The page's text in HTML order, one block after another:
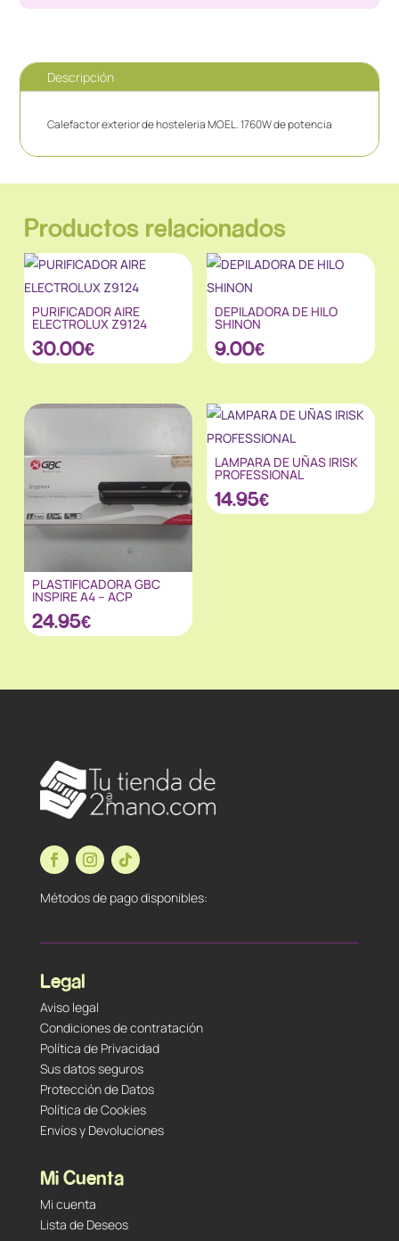
Descripción
Calefactor exterior de hosteleria MOEL. 1760W de potencia
Productos relacionados
PURIFICADOR AIRE
ELECTROLUX Z9124
30.00€
DEPILADORA DE HILO
SHINON
9.00€
PLASTIFICADORA GBC
INSPIRE A4 – ACP
24.95€
LAMPARA DE UÑAS IRISK
PROFESSIONAL
14.95€
Métodos de pago disponibles:
Legal
Aviso legal
Condiciones de contratación
Política de Privacidad
Sus datos seguros
Protección de Datos
Política de Cookies
Envíos y Devoluciones
Mi Cuenta
Mi cuenta
Lista de Deseos